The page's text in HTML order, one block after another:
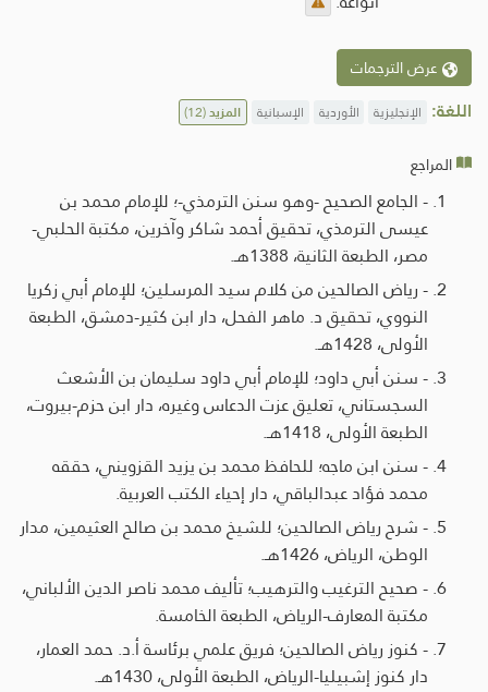
عرض الترجمات
اللغة: الإنجليزية الأوردية الإسبانية المزيد(12)
المراجع
- الجامع الصحيح -وهو سنن الترمذي-؛ للإمام محمد بن
عيسى الترمذي، تحقيق أحمد شاكر وآخرين، مكتبة الحلبي-
مصر، الطبعة الثانية، 1388هـ.
- رياض الصالحين من كلام سيد المرسلين؛ للإمام أبي زكريا
النووي، تحقيق د. ماهر الفحل، دار ابن كثير-دمشق، الطبعة
الأولى، 1428هـ.
- سنن أبي داود؛ للإمام أبي داود سليمان بن الأشعث
السجستاني، تعليق عزت الدعاس وغيره، دار ابن حزم-بيروت،
الطبعة الأولى، 1418هـ.
- سنن ابن ماجه؛ للحافظ محمد بن يزيد القزويني، حققه
محمد فؤاد عبدالباقي، دار إحياء الكتب العربية.
- شرح رياض الصالحين؛ للشيخ محمد بن صالح العثيمين، مدار
الوطن، الرياض، 1426هـ.
- صحيح الترغيب والترهيب؛ تأليف محمد ناصر الدين الألباني،
مكتبة المعارف-الرياض، الطبعة الخامسة.
- كنوز رياض الصالحين؛ فريق علمي برئاسة أ.د. حمد العمار،
دار كنوز إشبيليا-الرياض، الطبعة الأولى، 1430هـ.